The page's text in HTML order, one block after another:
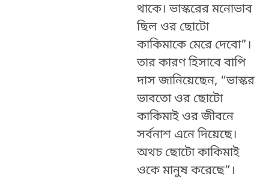
থাকে। ভাস্করের মনোভাব
ছিল ওর ছোটো
কাকিমাকে মেরে দেবো”।
তার কারণ হিসাবে বাপি
দাস জানিয়েছেন, “ভাস্কর
ভাবতো ওর ছোটো
কাকিমাই ওর জীবনে
সর্বনাশ এনে দিয়েছে।
অথচ ছোটো কাকিমাই
ওকে মানুষ করেছে”।